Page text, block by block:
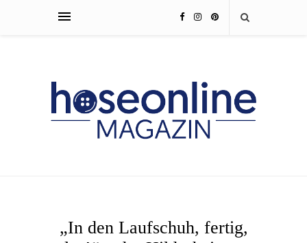
„In den Laufschuh, fertig,